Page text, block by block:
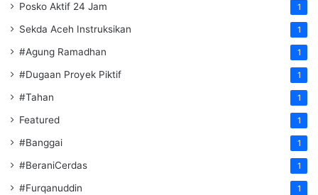
Posko Aktif 24 Jam 1
Sekda Aceh Instruksikan 1
#Agung Ramadhan 1
#Dugaan Proyek Piktif 1
#Tahan 1
Featured 1
#Banggai 1
#BeraniCerdas 1
#Furqanuddin 1